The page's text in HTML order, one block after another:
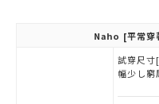
Naho [平常
試穿尺
幅少し窮